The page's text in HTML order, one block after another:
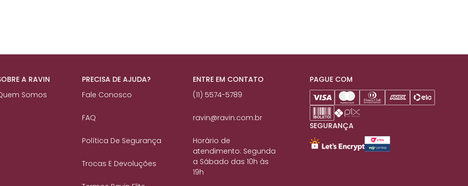
A RAVIN
Somos
PRECISA DE AJUDA?
Fale Conosco
FAQ
Política De Segurança
Trocas E Devoluções
ENTRE EM CONTATO
(11) 5574-5789
ravin@ravin.com.br
Horário de
atendimento: Segunda
a Sábado das 10h às
19h
PAGUE COM
SEGURANÇA